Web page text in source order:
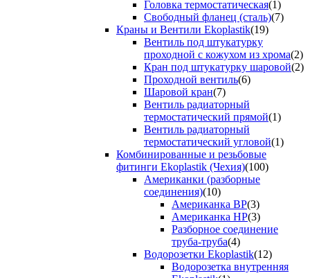
Головка термостатическая(1)
Свободный фланец (сталь)(7)
Краны и Вентили Ekoplastik(19)
Вентиль под штукатурку
проходной с кожухом из хрома(2)
Кран под штукатурку шаровой(2)
Проходной вентиль(6)
Шаровой кран(7)
Вентиль радиаторный
термостатический прямой(1)
Вентиль радиаторный
термостатический угловой(1)
Комбинированные и резьбовые
фитинги Ekoplastik (Чехия)(100)
Американки (разборные
соединения)(10)
Американка ВР(3)
Американка НР(3)
Разборное соединение
труба-труба(4)
Водорозетки Ekoplastik(12)
Водорозетка внутренняя